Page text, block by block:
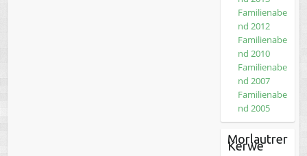
Familienabe
nd 2012
Familienabe
nd 2010
Familienabe
nd 2007
Familienabe
nd 2005
Morlautrer
Kerwe